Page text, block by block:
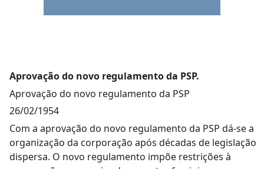
Aprovação do novo regulamento da PSP.
Aprovação do novo regulamento da PSP
26/02/1954
Com a aprovação do novo regulamento da PSP dá-se a
organização da corporação após décadas de legislação
dispersa. O novo regulamento impõe restrições à